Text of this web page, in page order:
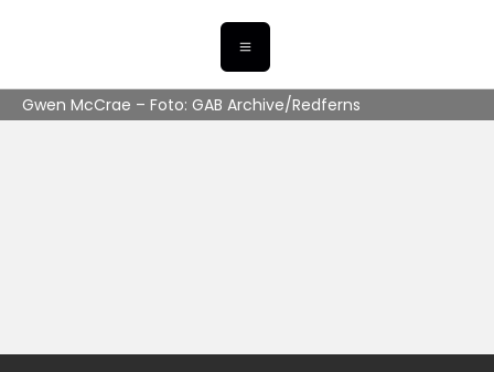
Gwen McCrae – Foto: GAB Archive/Redferns